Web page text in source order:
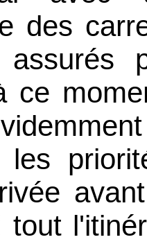
des
ce
les
tout